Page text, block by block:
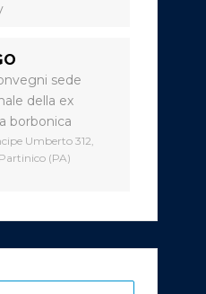
sede
della ex
borbonica
Umberto 312,
(PA)